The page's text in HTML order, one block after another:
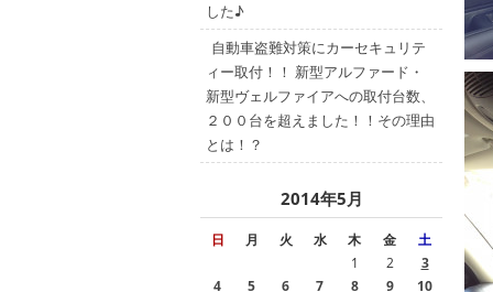
した♪
自動車盗難対策にカーセキュリテ
ィー取付！！ 新型アルファード・
新型ヴェルファイアへの取付台数、
２００台を超えました！！その理由
とは！？
2014年5月
日 月 火 水 木 金
土
1
2
3
4
5 6 7 8 9 10